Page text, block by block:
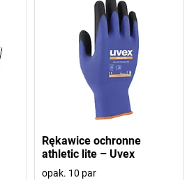
Rękawice ochronne
athletic lite – Uvex
opak. 10 par